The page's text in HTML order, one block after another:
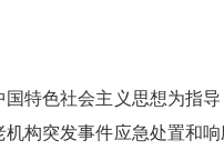
色社会主义思想为指导
构突发事件应急处置和